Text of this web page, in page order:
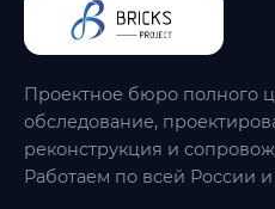
Проектное бюро полного
обследование,
реконструкция и
Работаем по всей России и